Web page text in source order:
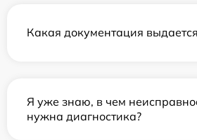
Какая документация
Я уже знаю, в чем
нужна диагностика?